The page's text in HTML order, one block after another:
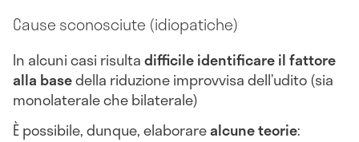
Cause sconosciute (idiopatiche)
In alcuni casi risultadifficile identificare il fattore
alla basedella riduzione improvvisa dell’udito (sia
monolaterale che bilaterale)
È possibile, dunque, elaborarealcune teorie: